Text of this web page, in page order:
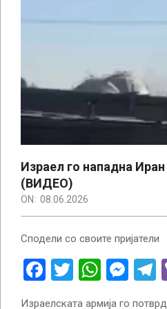
Израел го нападна
(ВИДЕО)
ON: 08.06.2026
Сподели со своите пријатели
Facebook
Twitter
Израелската армија го